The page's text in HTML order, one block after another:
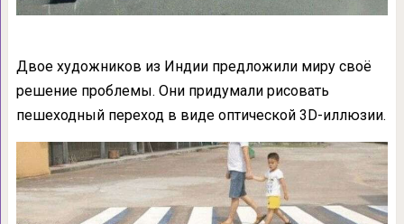
Двое художников из Индии предложили миру своё
решение проблемы. Они придумали рисовать
пешеходный переход в виде оптической 3D-иллюзии.